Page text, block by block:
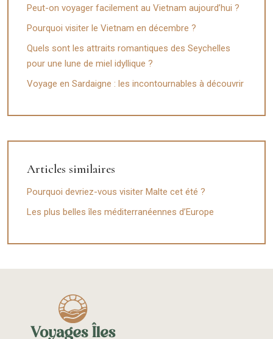
Peut-on voyager facilement au Vietnam aujourd’hui ?
Pourquoi visiter le Vietnam en décembre ?
Quels sont les attraits romantiques des Seychelles
pour une lune de miel idyllique ?
Voyage en Sardaigne : les incontournables à découvrir
Articles similaires
Pourquoi devriez-vous visiter Malte cet été ?
Les plus belles îles méditerranéennes d’Europe